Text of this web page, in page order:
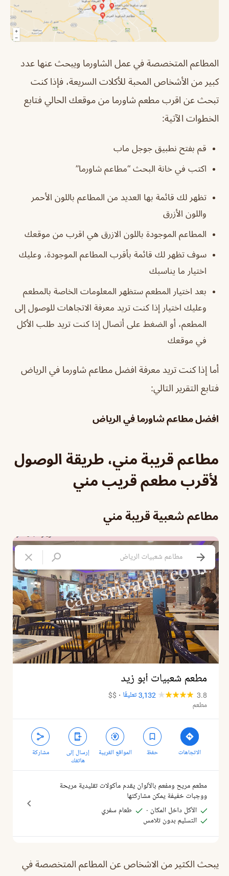
المطاعم المتخصصة في عمل الشاورما ويبحث عنها عدد
كبير من الأشخاص المحبة للأكلات السريعة، فإذا كنت
تبحث عن اقرب مطعم شاورما من موقعك الحالي فتابع
الخطوات الآتية:
قم بفتح نطبيق جوجل ماب
اكتب في خانة البحث “مطاعم شاورما”
تظهر لك قائمة بها العديد من المطاعم باللون الأحمر
واللون الأزرق
المطاعم الموجودة باللون الازرق هي اقرب من موقعك
سوف تظهر لك قائمة بأقرب المطاعم الموجودة، وعليك
اختيار ما يناسبك
بعد اختيار المطعم ستظهر المعلومات الخاصة بالمطعم
وعليك اختيار إذا كنت تريد معرفة الاتجاهات للوصول إلى
المطعم، أو الضغط على أتصال إذا كنت تريد طلب الأكل
في موقعك
أما إذا كنت تريد معرفة افضل مطاعم شاورما في الرياض
فتابع التقرير التالي:
افضل مطاعم شاورما في الرياض
مطاعم قريبة مني، طريقة الوصول
لأقرب مطعم قريب مني
مطاعم شعبية قريبة مني
يبحث الكثير من الاشخاص عن المطاعم المتخصصة في